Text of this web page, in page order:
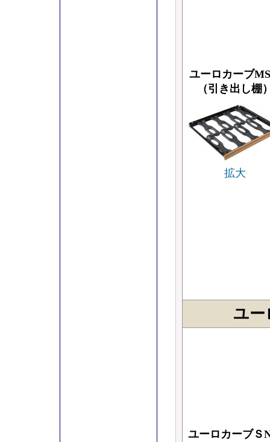
ユーロカーブ
（引き出し棚
拡大
ユー
ユーロカーブＳ